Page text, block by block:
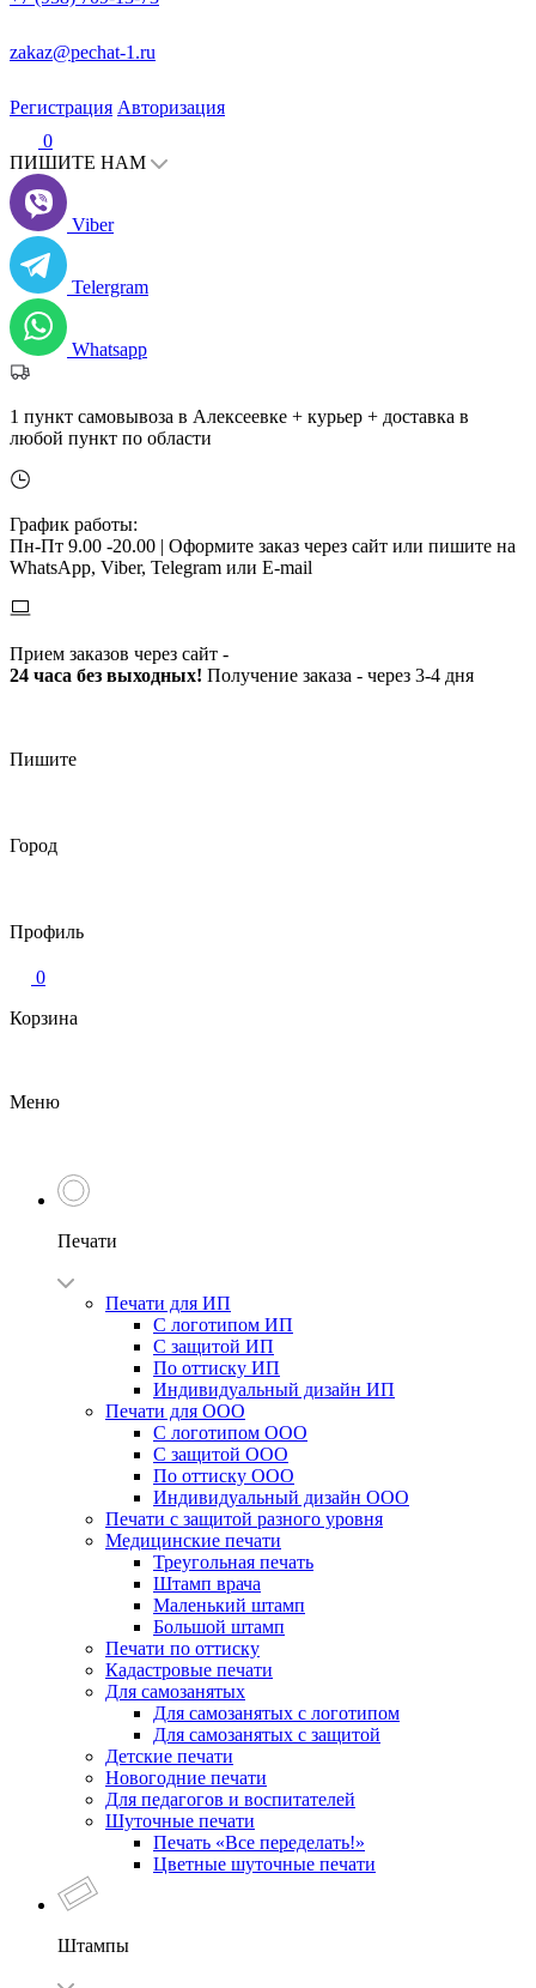
zakaz@pechat-1.ru
Регистрация Авторизация
0
ПИШИТЕ НАМ
Viber
Telergram
Whatsapp
1 пункт самовывоза в Алексеевке + курьер + доставка в
любой пункт по области
График работы:
Пн-Пт 9.00 -20.00 | Оформите заказ через сайт или пишите на
WhatsApp, Viber, Telegram или E-mail
Прием заказов через сайт -
24 часа без выходных! Получение заказа - через 3-4 дня
Пишите
Город
Профиль
0
Корзина
Меню
Печати
Печати для ИП
С логотипом ИП
С защитой ИП
По оттиску ИП
Индивидуальный дизайн ИП
Печати для ООО
С логотипом ООО
С защитой ООО
По оттиску ООО
Индивидуальный дизайн ООО
Печати с защитой разного уровня
Медицинские печати
Треугольная печать
Штамп врача
Маленький штамп
Большой штамп
Печати по оттиску
Кадастровые печати
Для самозанятых
Для самозанятых с логотипом
Для самозанятых с защитой
Детские печати
Новогодние печати
Для педагогов и воспитателей
Шуточные печати
Печать «Все переделать!»
Цветные шуточные печати
Штампы